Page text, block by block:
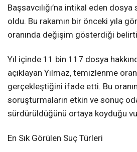
Başsavcılığı’na intikal eden dosya
oldu. Bu rakamın bir önceki yıla
oranında değişim gösterdiği
Yıl içinde 11 bin 117 dosya
açıklayan Yılmaz, temizlenme
gerçekleştiğini ifade etti. Bu
soruşturmaların etkin ve sonuç
sürdürüldüğünü ortaya koyduğu
En Sık Görülen Suç Türleri